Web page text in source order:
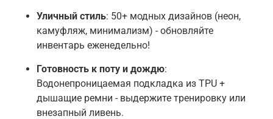
Уличный стиль: 50+ модных дизайнов (неон,
камуфляж, минимализм) - обновляйте
инвентарь еженедельно!
Готовность к поту и дождю:
Водонепроницаемая подкладка из TPU +
дышащие ремни - выдержите тренировку или
внезапный ливень.